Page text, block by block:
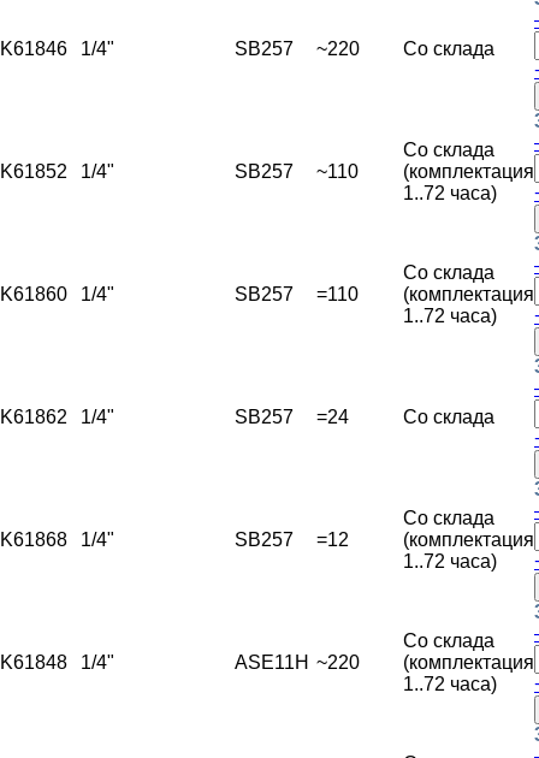
K61846 1/4" SB257 ~220 Со склада
K61852 1/4" SB257 ~110
Со склада
(комплектация
1..72 часа)
K61860 1/4" SB257 =110
Со склада
(комплектация
1..72 часа)
K61862 1/4" SB257 =24 Со склада
K61868 1/4" SB257 =12
Со склада
(комплектация
1..72 часа)
K61848 1/4" ASE11H ~220
Со склада
(комплектация
1..72 часа)